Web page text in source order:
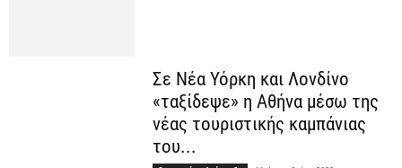
Σε Νέα Υόρκη και Λονδίνο
«ταξίδεψε» η Αθήνα μέσω της
νέας τουριστικής καμπάνιας
του...